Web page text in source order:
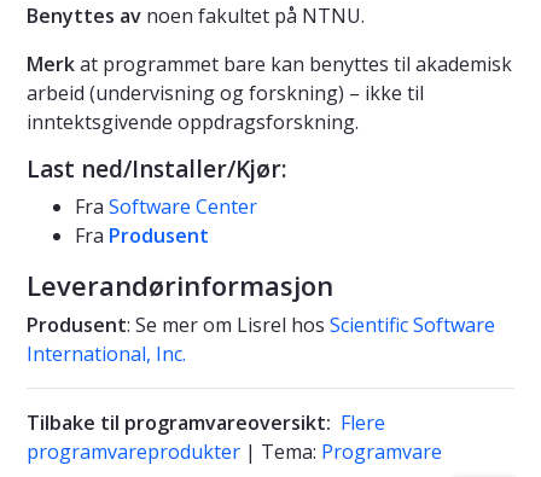
Benyttes av noen fakultet på NTNU.
Merkat programmet bare kan benyttes til akademisk
arbeid (undervisning og forskning) – ikke til
inntektsgivende oppdragsforskning.
Last ned/Installer/Kjør:
Fra Software Center
Fra Produsent
Leverandørinformasjon
Produsent: Se mer om Lisrel hos Scientific Software
International, Inc.
Tilbake til programvareoversikt: Flere
programvareprodukter | Tema: Programvare